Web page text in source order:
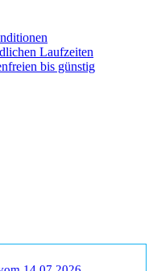
Laufzeiten
bis günstig